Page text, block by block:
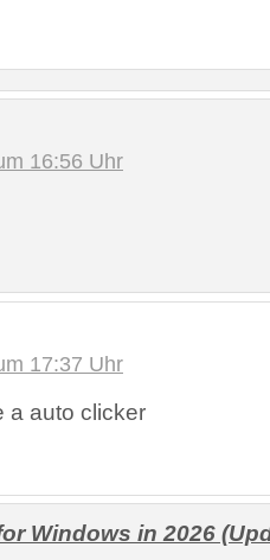
16:56 Uhr
17:37 Uhr
a auto clicker
Windows in 2026